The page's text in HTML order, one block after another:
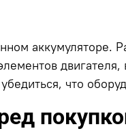
аккумуляторе.
что